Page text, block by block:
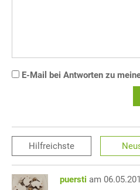
E-Mail bei Antworten zu
Hilfreichste
puersti am